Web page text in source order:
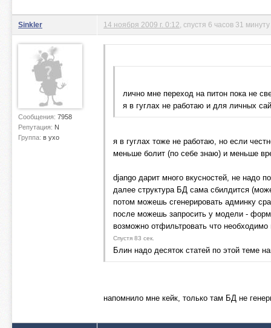
Sinkler
Сообщения: 7958
Репутация: N
Группа: в ухо
14 ноября 2009 г. 0:12 , спустя 6 часов 31
лично мне переход на питон пока не
я в гуглах не работаю и для личных
я в гуглах тоже не работаю, но если
меньше болит (по себе знаю) и меньше
django дарит много вкусностей, не надо
далее структура БД сама сбилдится
потом можешь сгенерировать админку
после можешь запросить у модели -
возможно отфильтровать что необходимо
Спустя 83 сек.
Блин надо десяток статей по этой теме
напомнило мне кейк, только там БД не